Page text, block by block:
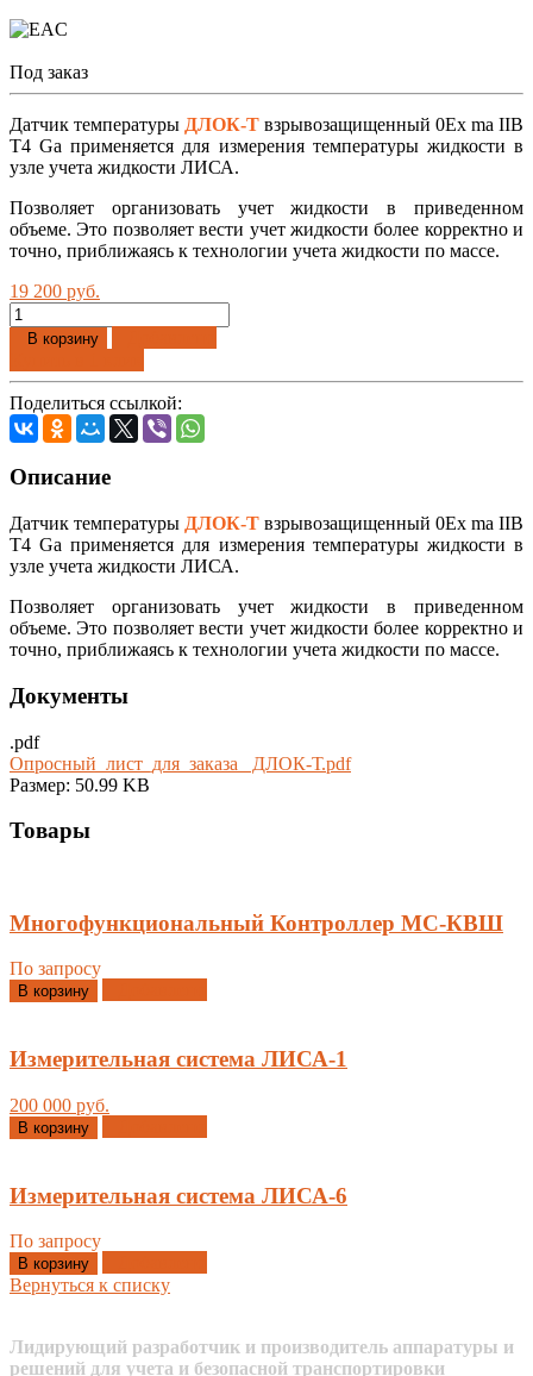
Под заказ
Датчик температуры ДЛОК-Т взрывозащищенный 0Еx ma IIВ
Т4 Ga применяется для измерения температуры жидкости в
узле учета жидкости ЛИСА.
Позволяет организовать учет жидкости в приведенном
объеме. Это позволяет вести учет жидкости более корректно и
точно, приближаясь к технологии учета жидкости по массе.
19 200 руб.
В корзину
Поделиться ссылкой:
Описание
Датчик температуры ДЛОК-Т взрывозащищенный 0Еx ma IIВ
Т4 Ga применяется для измерения температуры жидкости в
узле учета жидкости ЛИСА.
Позволяет организовать учет жидкости в приведенном
объеме. Это позволяет вести учет жидкости более корректно и
точно, приближаясь к технологии учета жидкости по массе.
Документы
.pdf
Опросный_лист_для_заказа_ ДЛОК-Т.pdf
Размер: 50.99 KB
Товары
Многофункциональный Контроллер МС-КВШ
По запросу
В корзину
Измерительная система ЛИСА-1
200 000 руб.
В корзину
Измерительная система ЛИСА-6
По запросу
В корзину
Вернуться к списку
Лидирующий разработчик и производитель аппаратуры и
решений для учета и безопасной транспортировки